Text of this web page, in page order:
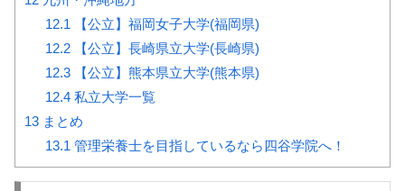
12.1 【公立】福岡女子大学(福岡県)
12.2【公立】長崎県立大学(長崎県)
12.3【公立】熊本県立大学(熊本県)
12.4私立大学一覧
13 まとめ
13.1 管理栄養士を目指しているなら四谷学院へ！